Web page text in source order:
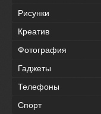
Рисунки
Креатив
Фотография
Гаджеты
Телефоны
Спорт